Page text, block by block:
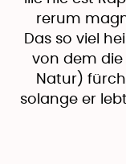
rerum
​Das so viel
von dem
Natur)
solange er